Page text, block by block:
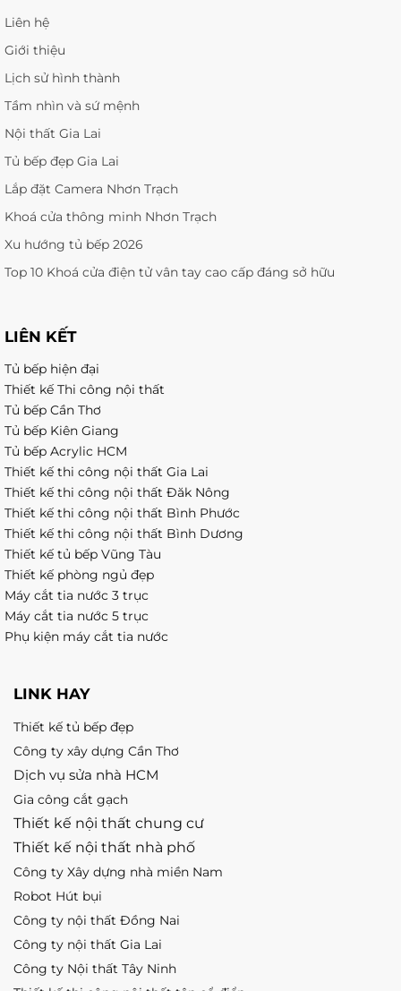
Liên hệ
Giới thiệu
Lịch sử hình thành
Tầm nhìn và sứ mệnh
Nội thất Gia Lai
Tủ bếp đẹp Gia Lai
Lắp đặt Camera Nhơn Trạch
Khoá cửa thông minh Nhơn Trạch
Xu hướng tủ bếp 2026
Top 10 Khoá cửa điện tử vân tay cao cấp đáng sở hữu
LIÊN KẾT
Tủ bếp hiện đại
Thiết kế Thi công nội thất
Tủ bếp Cần Thơ
Tủ bếp Kiên Giang
Tủ bếp Acrylic HCM
Thiết kế thi công nội thất Gia Lai
Thiết kế thi công nội thất Đăk Nông
Thiết kế thi công nội thất Bình Phước
Thiết kế thi công nội thất Bình Dương
Thiết kế tủ bếp Vũng Tàu
Thiết kế phòng ngủ đẹp
Máy cắt tia nước 3 trục
Máy cắt tia nước 5 trục
Phụ kiện máy cắt tia nước
LINK HAY
Thiết kế tủ bếp đẹp
Công ty xây dựng Cần Thơ
Dịch vụ sửa nhà HCM
Gia công cắt gạch
Thiết kế nội thất chung cư
Thiết kế nội thất nhà phố
Công ty Xây dựng nhà miền Nam
Robot Hút bụi
Công ty nội thất Đồng Nai
Công ty nội thất Gia Lai
Công ty Nội thất Tây Ninh